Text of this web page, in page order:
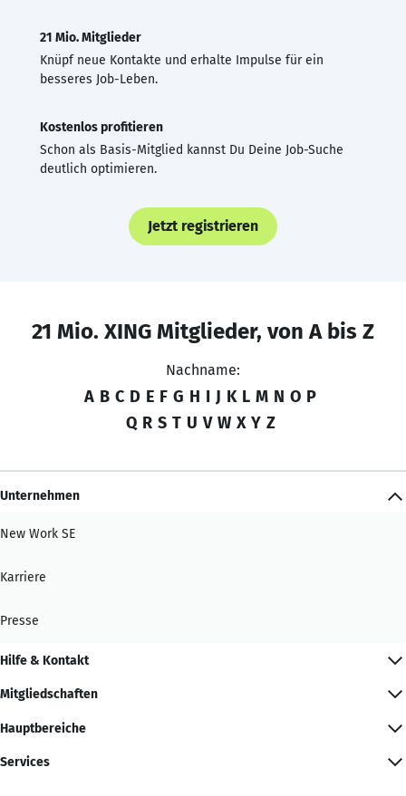
21 Mio. Mitglieder
Knüpf neue Kontakte und erhalte Impulse für ein
besseres Job-Leben.
Kostenlos profitieren
Schon als Basis-Mitglied kannst Du Deine Job-Suche
deutlich optimieren.
Jetzt registrieren
21 Mio. XING Mitglieder, von A bis Z
Nachname:
A B C D E F G H I J K L M N O P
Q R S T U V W X Y Z
Unternehmen
New Work SE
Karriere
Presse
Hilfe & Kontakt
Mitgliedschaften
Hauptbereiche
Services